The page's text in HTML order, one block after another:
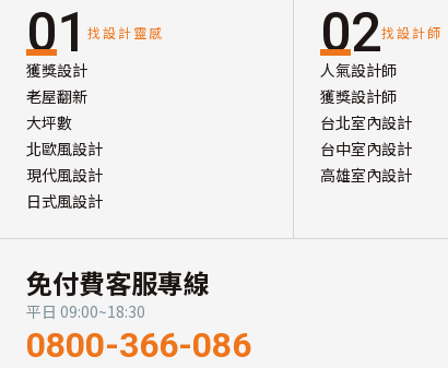
01 找設計靈感
獲獎設計
老屋翻新
大坪數
北歐風設計
現代風設計
日式風設計
02找設計師
人氣設計師
獲獎設計師
台北室內設計
台中室內設計
高雄室內設計
免付費客服專線
平日 09:00~18:30
0800-366-086